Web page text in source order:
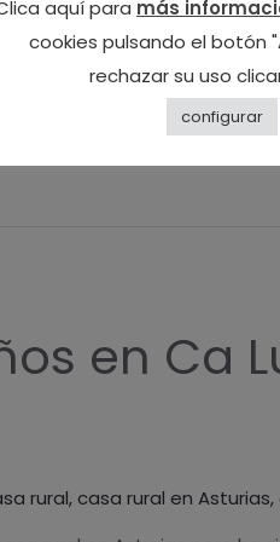
domésticos y
y el desván. La vivienda
en Ca
rural,casa rural en Asturias,
aquí para más
cookies pulsando el botón
rechazar su uso
configurar